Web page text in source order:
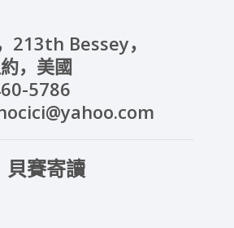
213th Bessey，
，美國
5786
貝賽寄讀